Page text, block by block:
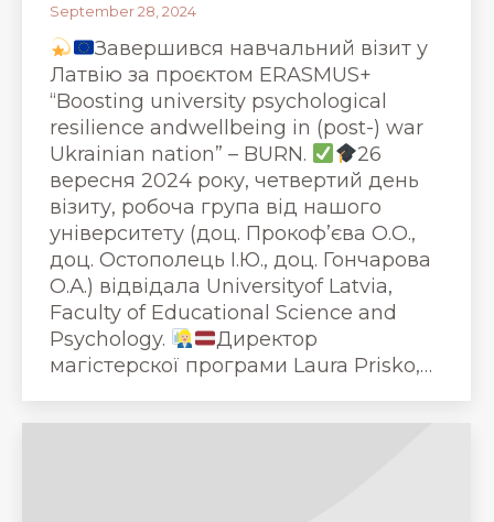
September 28, 2024
Завершився навчальний візит у
Латвію за проєктом ERASMUS+
“Boosting university psychological
resilience andwellbeing in (post-) war
Ukrainian nation” – BURN.
26
вересня 2024 року, четвертий день
візиту, робоча група від нашого
університету (доц. Прокоф’єва О.О.,
доц. Остополець І.Ю., доц. Гончарова
О.А.) відвідала Universityof Latvia,
Faculty of Educational Science and
Psychology.
Директор
магістерскої програми Laura Prisko,…